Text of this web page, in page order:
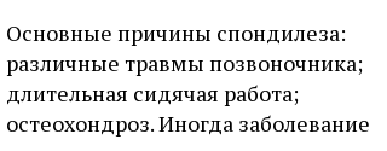
Основные причины спондилеза:
различные травмы позвоночника;
длительная сидячая работа;
остеохондроз. Иногда заболевание